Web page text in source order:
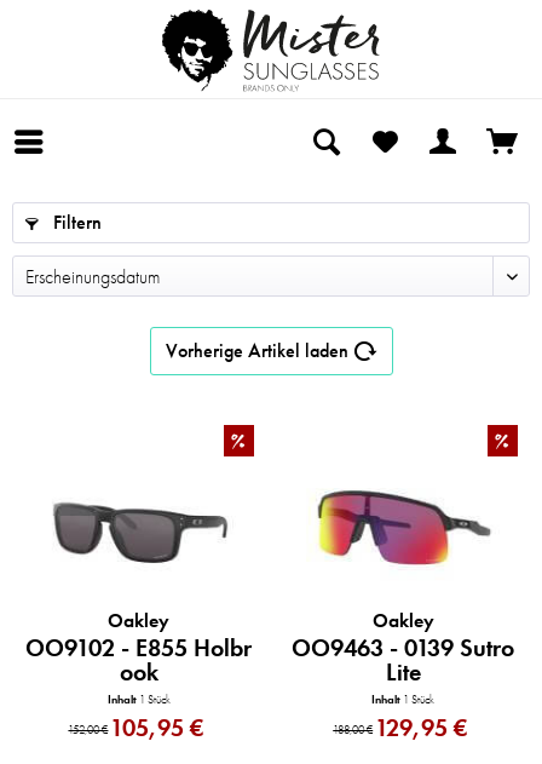
Filtern
Vorherige Artikel laden
%
Oakley
OO9102 - E855 Holbr
ook
Inhalt 1 Stück
152,00 € 105,95 €
%
Oakley
OO9463 - 0139 Sutro
Lite
Inhalt 1 Stück
188,00 € 129,95 €